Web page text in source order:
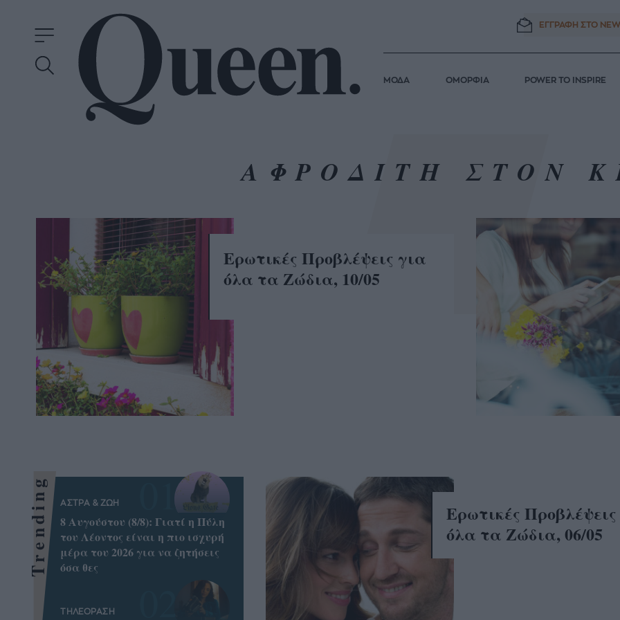
ΕΓΓΡΑΦΗ ΣΤΟ
ΜΟΔΑ ΟΜΟΡΦΙΑ POWER TO INSPIRE
ΑΦΡΟΔΙΤΗ ΣΤΟΝ
Ερωτικές Προβλέψεις για
όλα τα Ζώδια, 10/05
Ερωτικές
όλα τα Ζώδια, 06/05
Trending ΑΣΤΡΑ & ΖΩΗ
8 Aυγούστου (8/8): Γιατί η Πύλη
του Λέοντος είναι η πιο ισχυρή
μέρα του 2026 για να ζητήσεις
όσα θες
ΤΗΛΕΟΡΑΣΗ